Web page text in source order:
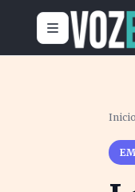
Inicio